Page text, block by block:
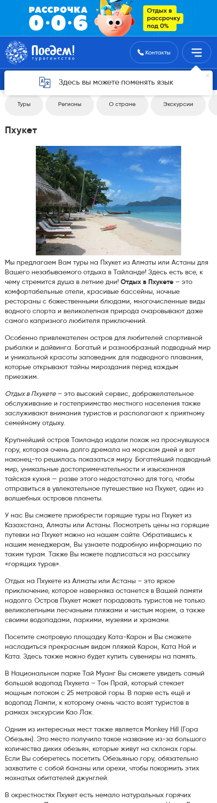
Поиск туровКонтакты
Здесь вы можете поменять язык
Вернуться 4
Туры Регионы О стране Экскурсии
Пхукет
Мы предлагаем Вам туры на Пхукет из Алматы или Астаны для
Вашего незабываемого отдыха в Тайланде! Здесь есть все, к
чему стремится душа в летние дни! Отдых в Пхукете – это
комфортабельные отели, красивые бассейны, ночные
рестораны с божественными блюдами, многочисленные виды
водного спорта и великолепная природа очаровывают даже
самого капризного любителя приключений.
Особенно привлекателен остров для любителей спортивной
рыбалки и дайвинга. Богатый и разнообразный подводный мир
и уникальной красоты заповедник для подводного плавания,
которые открывают тайны мироздания перед каждым
приезжим.
Отдых в Пхукете– это высокий сервис, доброжелательное
обслуживание и гостеприимство местного населения также
заслуживают внимания туристов и располагают к приятному
семейному отдыху.
Крупнейший остров Таиланда издали похож на проснувшуюся
гору, которая очень долго дремала на морском дней и вот
наконец-то решилась показаться миру. Богатейший подводный
мир, уникальные достопримечательности и изысканная
тайская кухня — разве этого недостаточно для того, чтобы
отправиться в увлекательное путешествие на Пхукет, один из
волшебных островов планеты.
У нас Вы сможете приобрести горящие туры на Пхукет из
Казахстана, Алматы или Астаны. Посмотреть цены на горящие
путевки на Пхукет можно на нашем сайте. Обратившись к
нашим менеджерам, Вы узнаете подробную информацию по
таким турам. Также Вы можете подписаться на рассылку
«горящих туров».
Отдых на Пхукете из Алматы или Астаны – это яркое
приключение, которое наверняка останется в Вашей памяти
надолго. Остров Пхукет может порадовать туристов не только
великолепными песчаными пляжами и чистым морем, а также
своими водопадами, паркими, музеями и храмами.
Посетите смотровую площадку Ката-Карон и Вы сможете
насладиться прекрасным видом пляжей Карон, Ката Ной и
Ката. Здесь также можно будет купить сувениры на память.
В Национальном парке Тай Муанг Вы сможете увидеть самый
большой водопад Пхукета – Тон Прай, который стекает
мощным потоком с 25 метровой горы. В парке есть ещё и
водопад Лампи, к которому очень часто возят туристов в
рамках экскурсии Као Лак.
Одним из интересных мест также является Monkey Hill (Гора
Обезьян). Это место получило такое название из-за большого
количества диких обезьян, которые живут на склонах горы.
Если Вы соберетесь посетить Обезьянью гору, обязательно
захватите с собой бананы или орехи, чтобы покормить этих
мохнатых обитателей джунглей.
В окрестностях Пхукет есть немало натуральных горячих